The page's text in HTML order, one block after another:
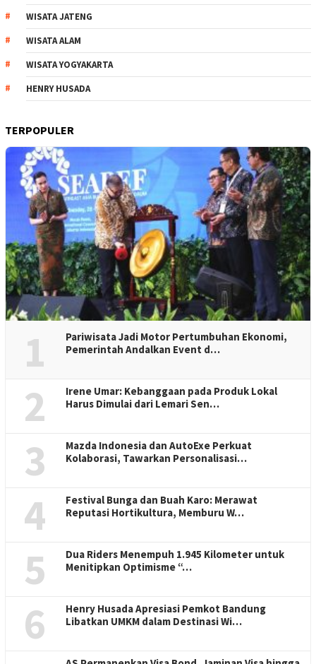
WISATA JATENG
WISATA ALAM
WISATA YOGYAKARTA
HENRY HUSADA
TERPOPULER
1
Pariwisata Jadi Motor Pertumbuhan Ekonomi,
Pemerintah Andalkan Event d…
2
Irene Umar: Kebanggaan pada Produk Lokal
Harus Dimulai dari Lemari Sen…
3
Mazda Indonesia dan AutoExe Perkuat
Kolaborasi, Tawarkan Personalisasi…
4
Festival Bunga dan Buah Karo: Merawat
Reputasi Hortikultura, Memburu W…
5
Dua Riders Menempuh 1.945 Kilometer untuk
Menitipkan Optimisme “…
6
Henry Husada Apresiasi Pemkot Bandung
Libatkan UMKM dalam Destinasi Wi…